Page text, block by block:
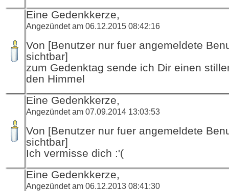
Eine Gedenkkerze,
Angezündet am 06.12.2015 08:42:16
Von [Benutzer nur fuer angemeldete
sichtbar]
zum Gedenktag sende ich Dir einen
den Himmel
Eine Gedenkkerze,
Angezündet am 07.09.2014 13:03:53
Von [Benutzer nur fuer angemeldete
sichtbar]
Ich vermisse dich :'(
Eine Gedenkkerze,
Angezündet am 06.12.2013 08:41:30